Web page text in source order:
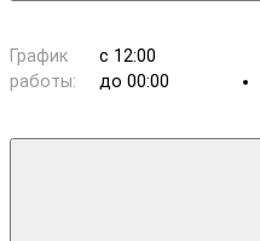
График
работы:
с 12:00
до 00:00